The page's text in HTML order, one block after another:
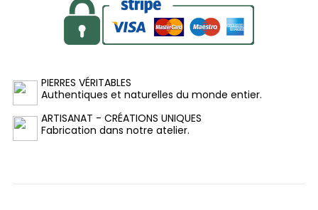
PIERRES VÉRITABLES
Authentiques et naturelles du monde entier.
ARTISANAT - CRÉATIONS UNIQUES
Fabrication dans notre atelier.